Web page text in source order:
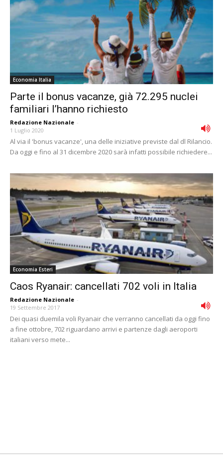
Economia Italia
Parte il bonus vacanze, già 72.295 nuclei
familiari l’hanno richiesto
Redazione Nazionale -
1 Luglio 2020
Al via il 'bonus vacanze', una delle iniziative previste dal dl Rilancio.
Da oggi e fino al 31 dicembre 2020 sarà infatti possibile richiedere...
Economia Esteri
Caos Ryanair: cancellati 702 voli in Italia
Redazione Nazionale -
19 Settembre 2017
Dei quasi duemila voli Ryanair che verranno cancellati da oggi fino
a fine ottobre, 702 riguardano arrivi e partenze dagli aeroporti
italiani verso mete...